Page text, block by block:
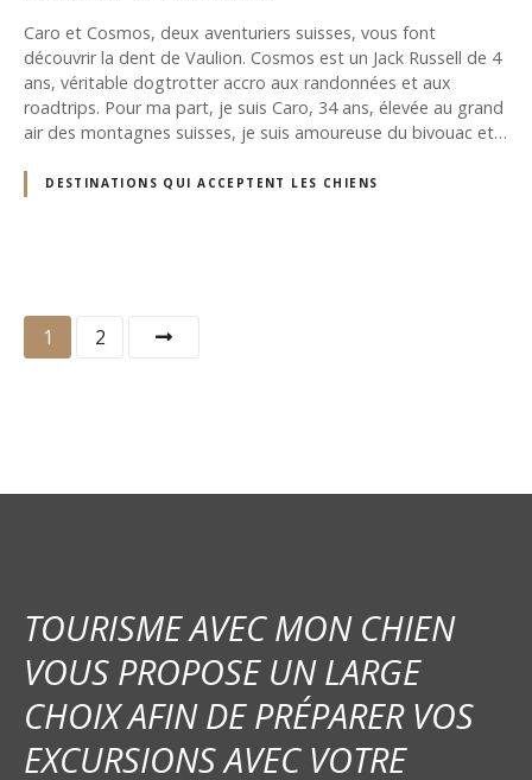
Caro et Cosmos, deux aventuriers suisses, vous font
découvrir la dent de Vaulion. Cosmos est un Jack Russell de 4
ans, véritable dogtrotter accro aux randonnées et aux
roadtrips. Pour ma part, je suis Caro, 34 ans, élevée au grand
air des montagnes suisses, je suis amoureuse du bivouac et…
DESTINATIONS QUI ACCEPTENT LES CHIENS
N
i
t
i
o
1 2
TOURISME AVEC MON CHIEN
VOUS PROPOSE UN LARGE
CHOIX AFIN DE PRÉPARER VOS
EXCURSIONS AVEC VOTRE